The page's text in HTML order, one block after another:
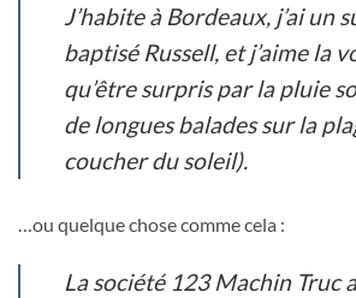
J’habite à Bordeaux, j’ai un
baptisé Russell, et j’aime la
qu’être surpris par la pluie
de longues balades sur la
coucher du soleil).
…ou quelque chose comme cela :
La société 123 Machin Truc